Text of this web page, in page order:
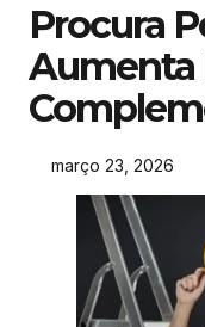
Procura
Aumenta
março 23, 2026